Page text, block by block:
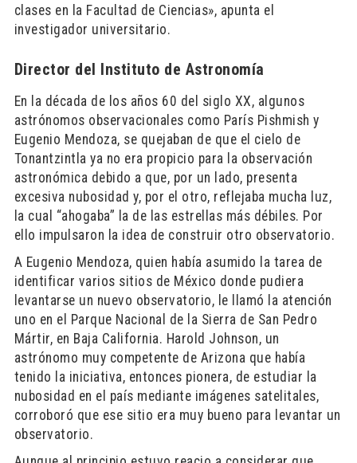
clases en la Facultad de Ciencias», apunta el
investigador universitario.
Director del Instituto de Astronomía
En la década de los años 60 del siglo XX, algunos
astrónomos observacionales como París Pishmish y
Eugenio Mendoza, se quejaban de que el cielo de
Tonantzintla ya no era propicio para la observación
astronómica debido a que, por un lado, presenta
excesiva nubosidad y, por el otro, reflejaba mucha luz,
la cual “ahogaba” la de las estrellas más débiles. Por
ello impulsaron la idea de construir otro observatorio.
A Eugenio Mendoza, quien había asumido la tarea de
identificar varios sitios de México donde pudiera
levantarse un nuevo observatorio, le llamó la atención
uno en el Parque Nacional de la Sierra de San Pedro
Mártir, en Baja California. Harold Johnson, un
astrónomo muy competente de Arizona que había
tenido la iniciativa, entonces pionera, de estudiar la
nubosidad en el país mediante imágenes satelitales,
corroboró que ese sitio era muy bueno para levantar un
observatorio.